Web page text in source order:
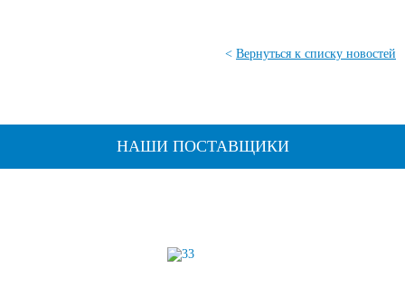
< Вернуться к списку новостей
НАШИ ПОСТАВЩИКИ